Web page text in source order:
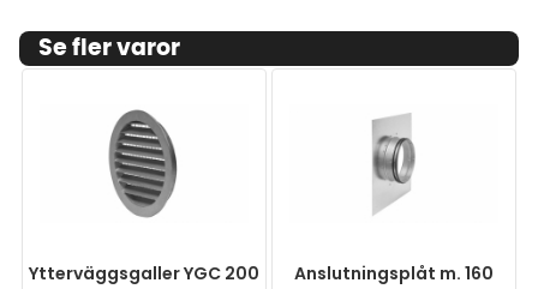
Se fler varor
Ytterväggsgaller YGC 200
Anslutningsplåt m. 160